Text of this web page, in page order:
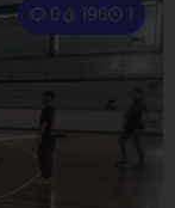
0 196 1